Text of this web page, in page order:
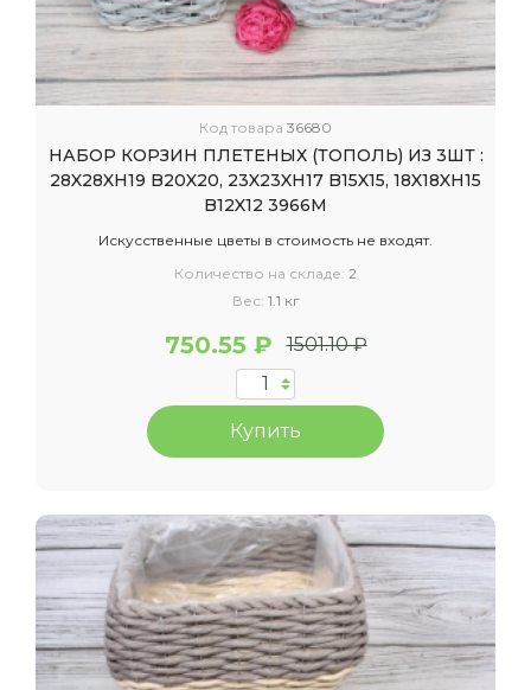
Код товара 36680
НАБОР КОРЗИН ПЛЕТЕНЫХ (ТОПОЛЬ) ИЗ 3ШТ :
28X28XH19 B20X20, 23X23XH17 B15X15, 18X18XH15
B12X12 3966М
Искусственные цветы в стоимость не входят.
Количество на складе: 2
Вес: 1.1 кг
750.55 ₽ 1501.10 ₽
Купить